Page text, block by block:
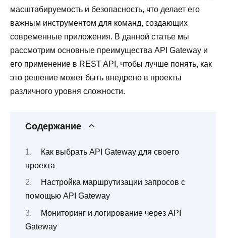
масштабируемость и безопасность, что делает его
важным инструментом для команд, создающих
современные приложения. В данной статье мы
рассмотрим основные преимущества API Gateway и
его применение в REST API, чтобы лучше понять, как
это решение может быть внедрено в проекты
различного уровня сложности.
Содержание
Как выбрать API Gateway для своего
проекта
Настройка маршрутизации запросов с
помощью API Gateway
Мониторинг и логирование через API
Gateway